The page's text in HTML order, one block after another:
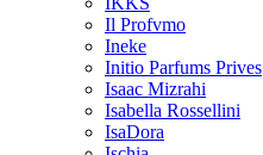
Il Profvmo
Ineke
Initio Parfums Prives
Isaac Mizrahi
Isabella Rossellini
IsaDora